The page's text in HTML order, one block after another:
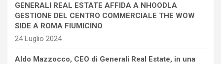
GENERALI REAL ESTATE AFFIDA A NHOODLA
GESTIONE DEL CENTRO COMMERCIALE THE WOW
SIDE A ROMA FIUMICINO
24 Luglio 2024
Aldo Mazzocco, CEO di Generali Real Estate, in una